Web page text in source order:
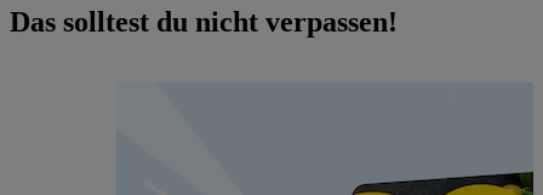
Das solltest du nicht verpassen!